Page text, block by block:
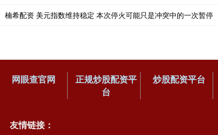
楠希配资 美元指数维持稳定 本次停火可能只是冲突中的一次暂停
网眼查官网
正规炒股配资平
台
炒股配资平台
友情链接：